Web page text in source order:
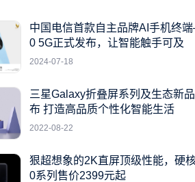
中国电信首款自主品牌AI手机终
0 5G正式发布，让智能触手可及
2024-07-18
三星Galaxy折叠屏系列及生态新
布 打造高品质个性化智能生活
2022-08-22
狠超想象的2K直屏顶级性能，硬
0系列售价2399元起